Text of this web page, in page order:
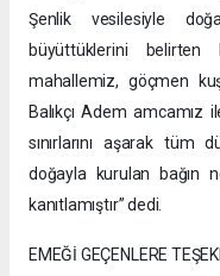
Şenlik vesilesiyle
büyüttüklerini belirten
mahallemiz, göçmen
Balıkçı Adem amcamız
sınırlarını aşarak tüm
doğayla kurulan bağın
kanıtlamıştır” dedi.
EMEĞİ GEÇENLERE